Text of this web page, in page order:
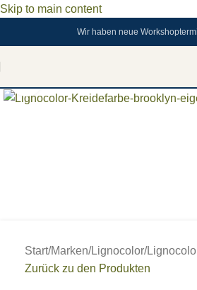
Skip to main content
Wir haben neue
Start/Marken/Lignocolor/
Zurück zu den Produkten